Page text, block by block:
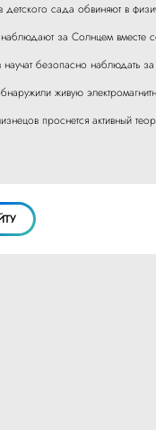
детского сада обвиняют в
за Солнцем вместе
научат безопасно наблюдать
живую
проснется активный